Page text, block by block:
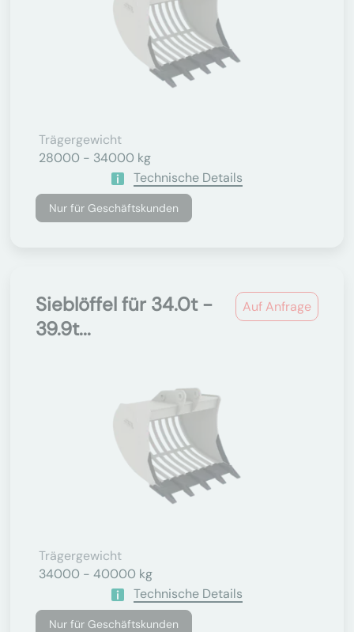
Trägergewicht
28000 - 34000 kg
Technische Details
Nur für Geschäftskunden
Auf Anfrage
Sieblöffel für 34.0t -
39.9t...
Trägergewicht
34000 - 40000 kg
Technische Details
Nur für Geschäftskunden